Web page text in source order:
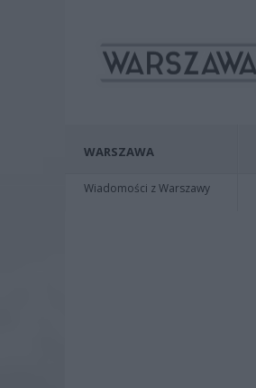
WARSZAWA
Wiadomości z Warszawy